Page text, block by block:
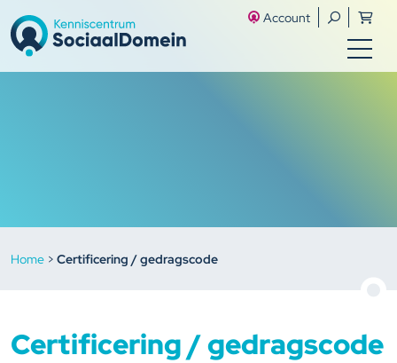
Account
Home > Certificering / gedragscode
Certificering / gedragscode